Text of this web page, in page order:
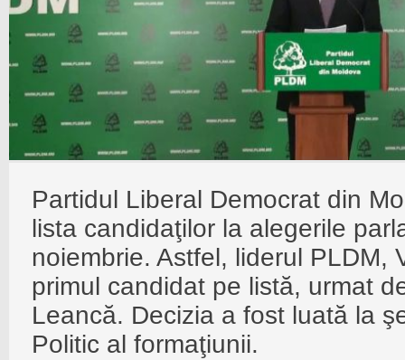
Partidul Liberal Democrat din
lista candidaţilor la alegerile
noiembrie. Astfel, liderul PLDM,
primul candidat pe listă, urmat
Leancă. Decizia a fost luată la
Politic al formaţiunii.